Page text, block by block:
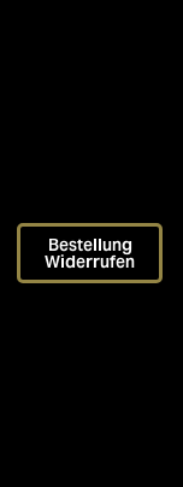
Bestellung
Widerrufen